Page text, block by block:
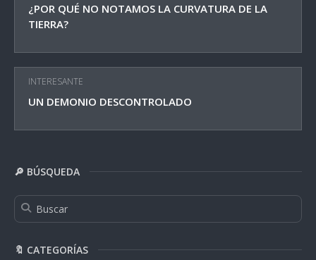
¿POR QUÉ NO NOTAMOS LA CURVATURA DE LA
TIERRA?
INTERESANTE
UN DEMONIO DESCONTROLADO
🔎 BÚSQUEDA
🔖 CATEGORÍAS